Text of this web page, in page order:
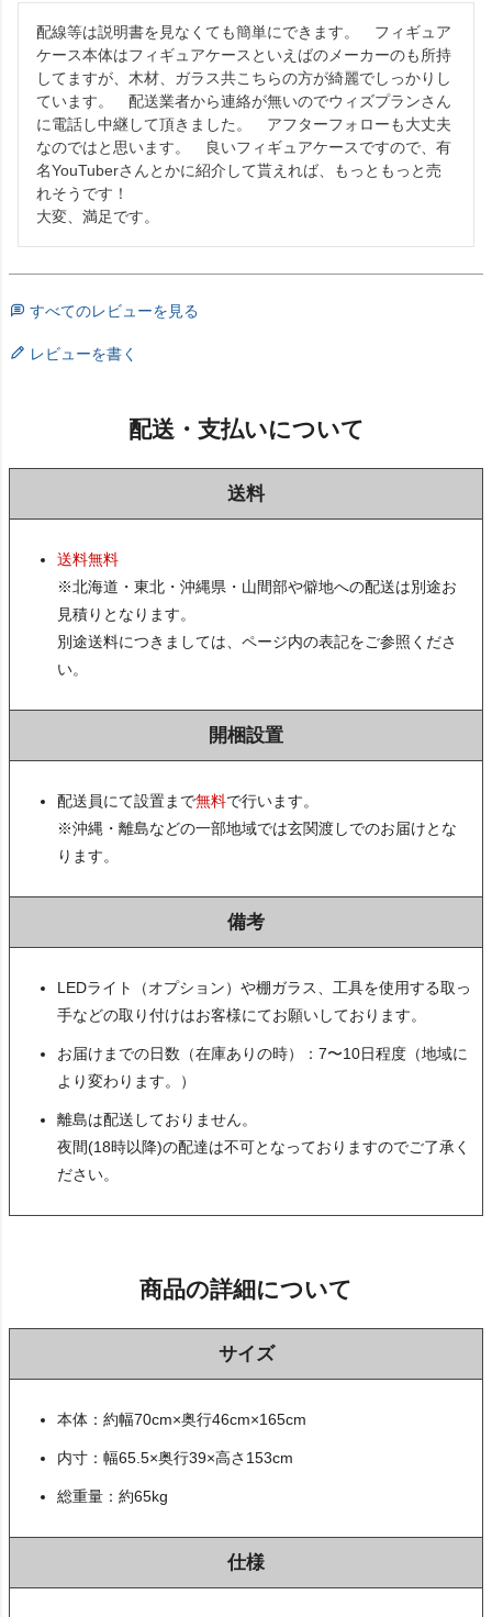
配線等は説明書を見なくても簡単にできます。　フィギュア
ケース本体はフィギュアケースといえばのメーカーのも所持
してますが、木材、ガラス共こちらの方が綺麗でしっかりし
ています。　配送業者から連絡が無いのでウィズプランさん
に電話し中継して頂きました。　アフターフォローも大丈夫
なのではと思います。　良いフィギュアケースですので、有
名YouTuberさんとかに紹介して貰えれば、もっともっと売
れそうです！
大変、満足です。
すべてのレビューを見る
レビューを書く
配送・支払いについて
送料
送料無料
※北海道・東北・沖縄県・山間部や僻地への配送は別途お
見積りとなります。
別途送料につきましては、ページ内の表記をご参照くださ
い。
開梱設置
配送員にて設置まで無料で行います。
※沖縄・離島などの一部地域では玄関渡しでのお届けとな
ります。
備考
LEDライト（オプション）や棚ガラス、工具を使用する取っ
手などの取り付けはお客様にてお願いしております。
お届けまでの日数（在庫ありの時）：7〜10日程度（地域に
より変わります。）
離島は配送しておりません。
夜間(18時以降)の配達は不可となっておりますのでご了承く
ださい。
商品の詳細について
サイズ
本体：約幅70cm×奥行46cm×165cm
内寸：幅65.5×奥行39×高さ153cm
総重量：約65kg
仕様